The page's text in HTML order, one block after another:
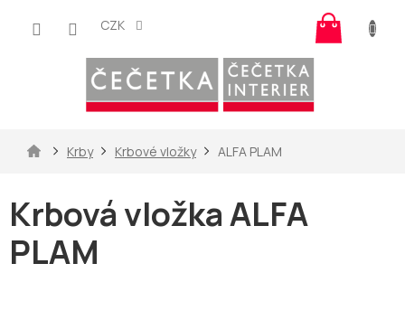
CZK
košík
DomůKrby Krbové vložky ALFA PLAM
Krbová vložka ALFA
PLAM